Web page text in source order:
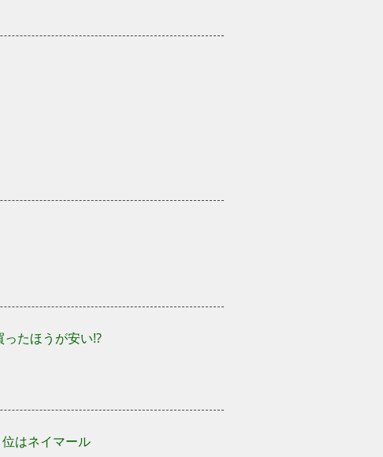
たほうが安い!?
はネイマール